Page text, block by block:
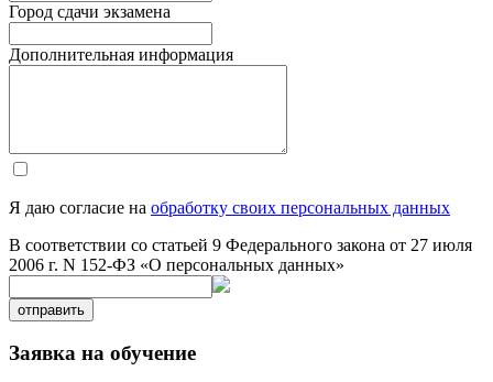
Город сдачи экзамена
Дополнительная информация
Я даю согласие на обработку своих персональных данных
В соответствии со статьей 9 Федерального закона от 27 июля
2006 г. N 152-ФЗ «О персональных данных»
отправить
Заявка на обучение